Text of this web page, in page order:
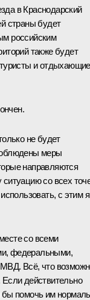
в Краснодарский
страны будет
российским
также будет
и отдыхающие
не будет
меры
направляются
со всех
с этим я
со всеми
федеральными,
Всё, что
действительно
бы помочь им